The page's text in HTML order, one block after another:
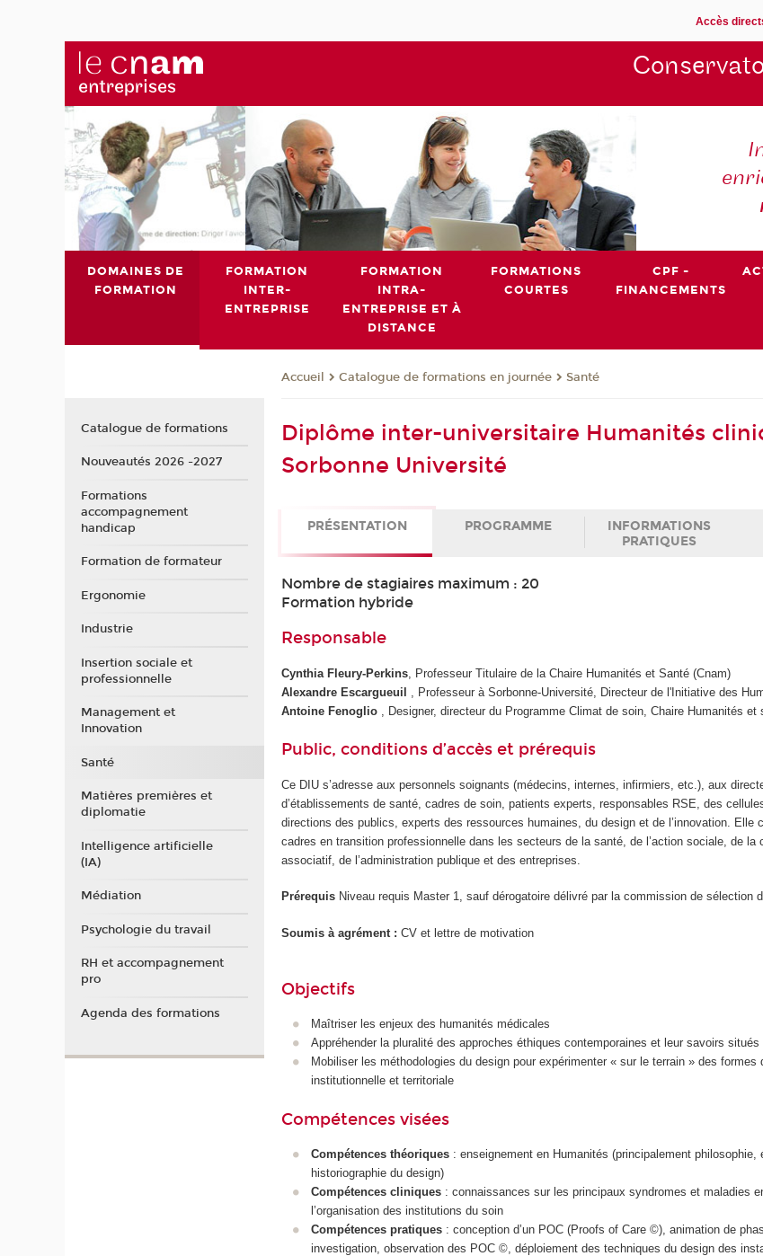
Accès
DOMAINES DE
FORMATION
FORMATION
INTER-
ENTREPRISE
FORMATION
INTRA-
ENTREPRISE ET À
DISTANCE
FORMATIONS
COURTES
CPF -
FINANCEMENTS
Accueil Catalogue de formations en journée Santé
Diplôme inter-universitaire Humanités
Sorbonne Université
PRÉSENTATION PROGRAMME
INFORMATIONS
PRATIQUES
Nombre de stagiaires maximum : 20
Formation hybride
Responsable
Cynthia Fleury-Perkins , Professeur Titulaire de la Chaire Humanités et Santé (Cnam)
Alexandre Escargueuil
, Professeur à Sorbonne-Université, Directeur de l'Initiative des
Antoine Fenoglio
, Designer, directeur du Programme Climat de soin, Chaire Humanités et
Public, conditions d’accès et prérequis
Ce DIU s’adresse aux personnels soignants (médecins, internes, infirmiers, etc.), aux
d’établissements de santé, cadres de soin, patients experts, responsables RSE, des
directions des publics, experts des ressources humaines, du design et de l’innovation. Elle
cadres en transition professionnelle dans les secteurs de la santé, de l’action sociale, de la
associatif, de l’administration publique et des entreprises.
Prérequis Niveau requis Master 1, sauf dérogatoire délivré par la commission de sélection
Soumis à agrément : CV et lettre de motivation
Objectifs
Maîtriser les enjeux des humanités médicales
Appréhender la pluralité des approches éthiques contemporaines et leur savoirs situés
Mobiliser les méthodologies du design pour expérimenter « sur le terrain » des formes
institutionnelle et territoriale
Compétences visées
Compétences théoriques: enseignement en Humanités (principalement philosophie,
historiographie du design)
Compétences cliniques: connaissances sur les principaux syndromes et maladies
l’organisation des institutions du soin
Compétences pratiques: conception d’un POC (Proofs of Care ©), animation de
investigation, observation des POC ©, déploiement des techniques du design des
Catalogue de formations
Nouveautés 2026 -2027
Formations
accompagnement
handicap
Formation de formateur
Ergonomie
Industrie
Insertion sociale et
professionnelle
Management et
Innovation
Santé
Matières premières et
diplomatie
Intelligence artificielle
(IA)
Médiation
Psychologie du travail
RH et accompagnement
pro
Agenda des formations